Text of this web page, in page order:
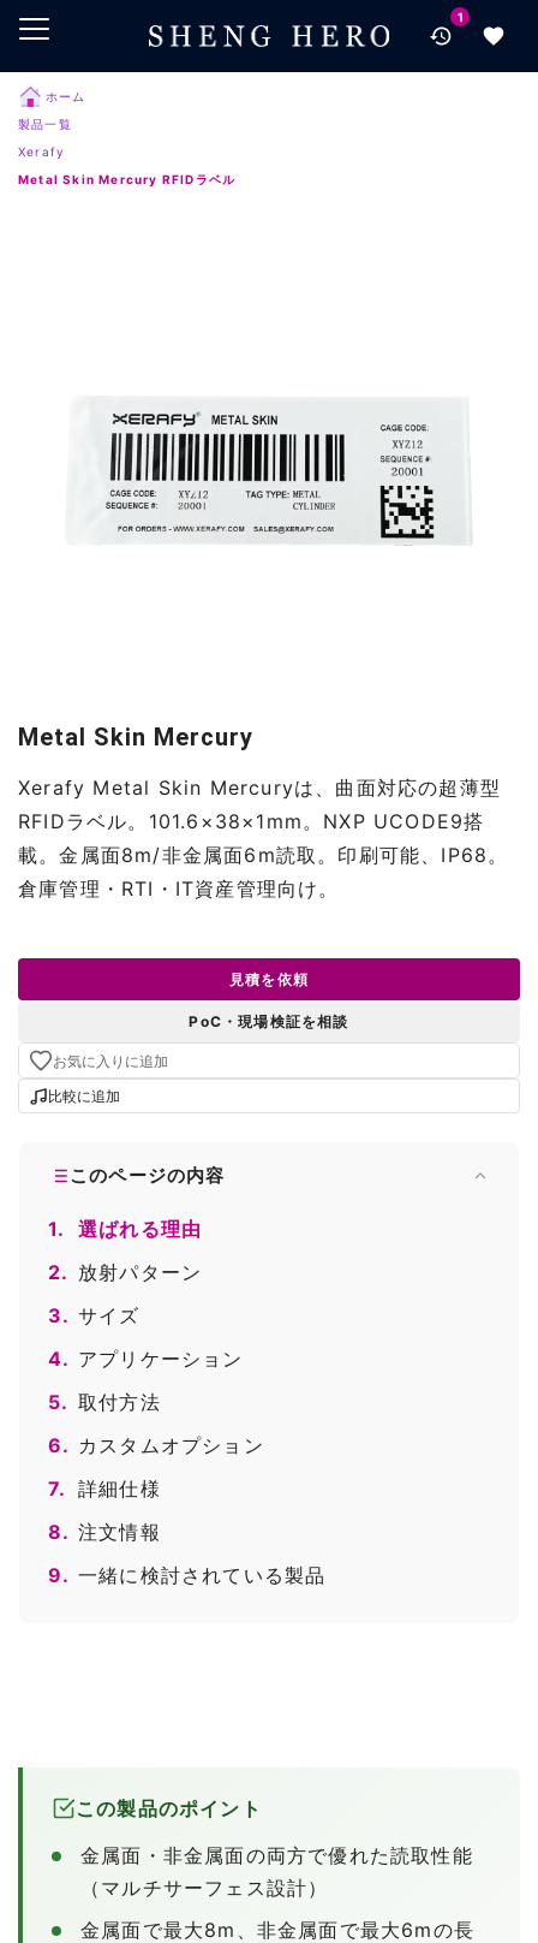
メインコンテンツにスキップ
検索にスキップ
フッターにスキップ
1
ホーム
製品一覧
Xerafy
Metal Skin Mercury RFIDラベル
Metal Skin Mercury
Xerafy Metal Skin Mercuryは、曲面対応の超薄型
RFIDラベル。101.6×38×1mm。NXP UCODE9搭
載。金属面8m/非金属面6m読取。印刷可能、IP68。
倉庫管理・RTI・IT資産管理向け。
見積を依頼
PoC・現場検証を相談
お気に入りに追加
比較に追加
このページの内容
1.
選ばれる理由
2. 放射パターン
3. サイズ
4. アプリケーション
5. 取付方法
6. カスタムオプション
7. 詳細仕様
8. 注文情報
9. 一緒に検討されている製品
この製品のポイント
金属面・非金属面の両方で優れた読取性能
（マルチサーフェス設計）
金属面で最大8m、非金属面で最大6mの長